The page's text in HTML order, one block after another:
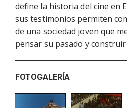
define la historia del cine en
sus testimonios permiten
de una sociedad joven que
pensar su pasado y
FOTOGALERÍA